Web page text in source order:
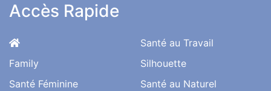
Accès Rapide
Family
Santé Féminine
Santé au Travail
Silhouette
Santé au Naturel